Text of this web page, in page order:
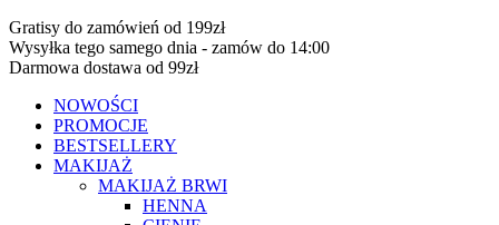
Gratisy do zamówień od 199zł
Wysyłka tego samego dnia - zamów do 14:00
Darmowa dostawa od 99zł
NOWOŚCI
PROMOCJE
BESTSELLERY
MAKIJAŻ
MAKIJAŻ BRWI
HENNA